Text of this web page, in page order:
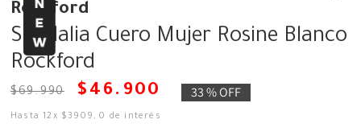
Rockford
Sandalia Cuero Mujer Rosine Blanco
Rockford
$69.990 $ 46 . 900 33 %OFF
Hasta12 x $ 3909 ,0 de interés